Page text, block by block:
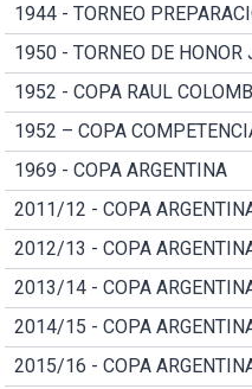
1944 - TORNEO
1950 - TORNEO DE HONOR
1952 - COPA RAUL
1952 – COPA
1969 - COPA ARGENTINA
2011/12 - COPA
2012/13 - COPA
2013/14 - COPA
2014/15 - COPA
2015/16 - COPA